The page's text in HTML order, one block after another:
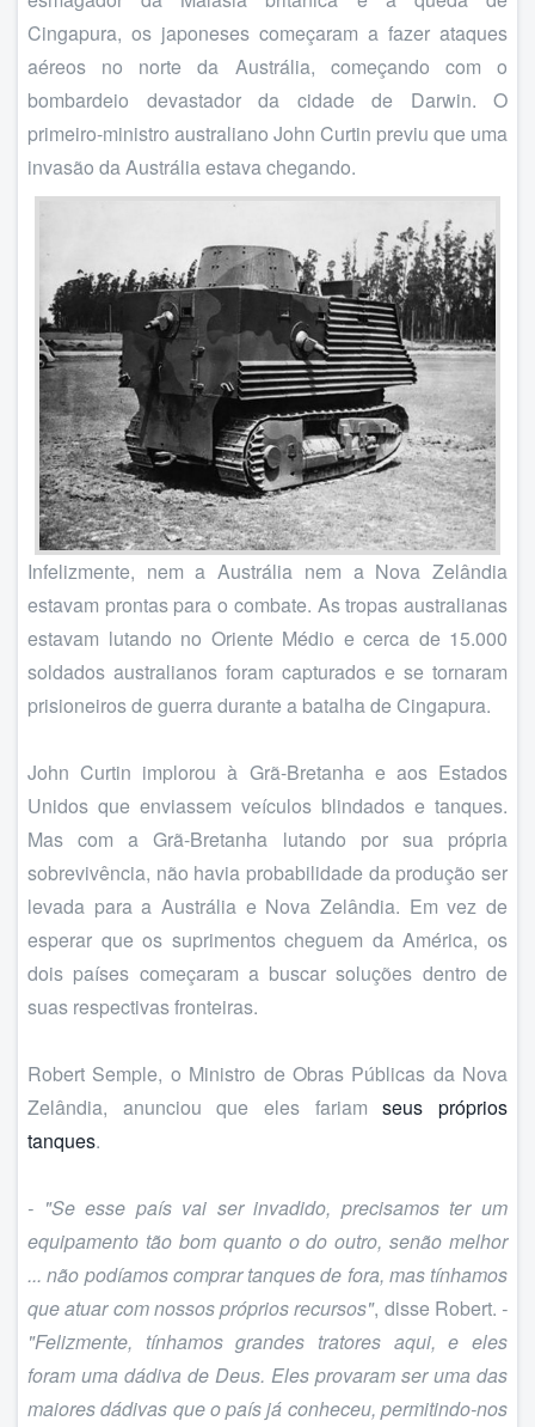
Cingapura, os japoneses começaram a fazer ataques
aéreos no norte da Austrália, começando com o
bombardeio devastador da cidade de Darwin. O
primeiro-ministro australiano John Curtin previu que uma
invasão da Austrália estava chegando.
Infelizmente, nem a Austrália nem a Nova Zelândia
estavam prontas para o combate. As tropas australianas
estavam lutando no Oriente Médio e cerca de 15.000
soldados australianos foram capturados e se tornaram
prisioneiros de guerra durante a batalha de Cingapura.
John Curtin implorou à Grã-Bretanha e aos Estados
Unidos que enviassem veículos blindados e tanques.
Mas com a Grã-Bretanha lutando por sua própria
sobrevivência, não havia probabilidade da produção ser
levada para a Austrália e Nova Zelândia. Em vez de
esperar que os suprimentos cheguem da América, os
dois países começaram a buscar soluções dentro de
suas respectivas fronteiras.
Robert Semple, o Ministro de Obras Públicas da Nova
Zelândia, anunciou que eles fariamseus próprios
tanques.
- "Se esse país vai ser invadido, precisamos ter um
equipamento tão bom quanto o do outro, senão melhor
... não podíamos comprar tanques de fora, mas tínhamos
que atuar com nossos próprios recursos", disse Robert. -
"Felizmente, tínhamos grandes tratores aqui, e eles
foram uma dádiva de Deus. Eles provaram ser uma das
maiores dádivas que o país já conheceu, permitindo-nos